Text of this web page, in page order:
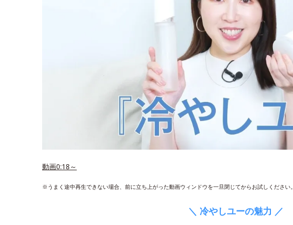
動画0:18～
※うまく途中再生できない場合、前に立ち上がった動画ウィンドウを一旦閉じてからお試しください。
＼ 冷やしユーの魅力 ／